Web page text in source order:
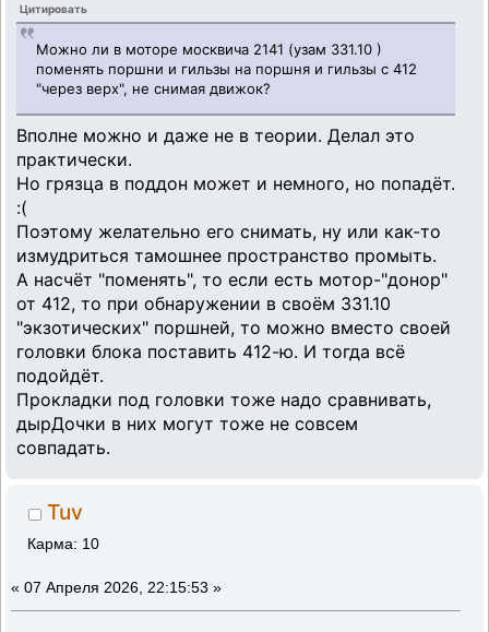
Цитировать
Можно ли в моторе москвича 2141 (узам 331.10 )
поменять поршни и гильзы на поршня и гильзы с 412
"через верх", не снимая движок?
Вполне можно и даже не в теории. Делал это
практически.
Но грязца в поддон может и немного, но попадёт.
:(
Поэтому желательно его снимать, ну или как-то
измудриться тамошнее пространство промыть.
А насчёт "поменять", то если есть мотор-"донор"
от 412, то при обнаружении в своём 331.10
"экзотических" поршней, то можно вместо своей
головки блока поставить 412-ю. И тогда всё
подойдёт.
Прокладки под головки тоже надо сравнивать,
дырДочки в них могут тоже не совсем
совпадать.
Tuv
Карма: 10
« 07 Апреля 2026, 22:15:53 »